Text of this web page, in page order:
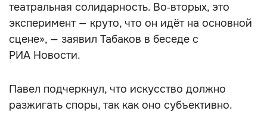
театральная солидарность. Во‑вторых, это
эксперимент — круто, что он идёт на основной
сцене», — заявил Табаков в беседе с
РИА Новости.
Павел подчеркнул, что искусство должно
разжигать споры, так как оно субъективно.